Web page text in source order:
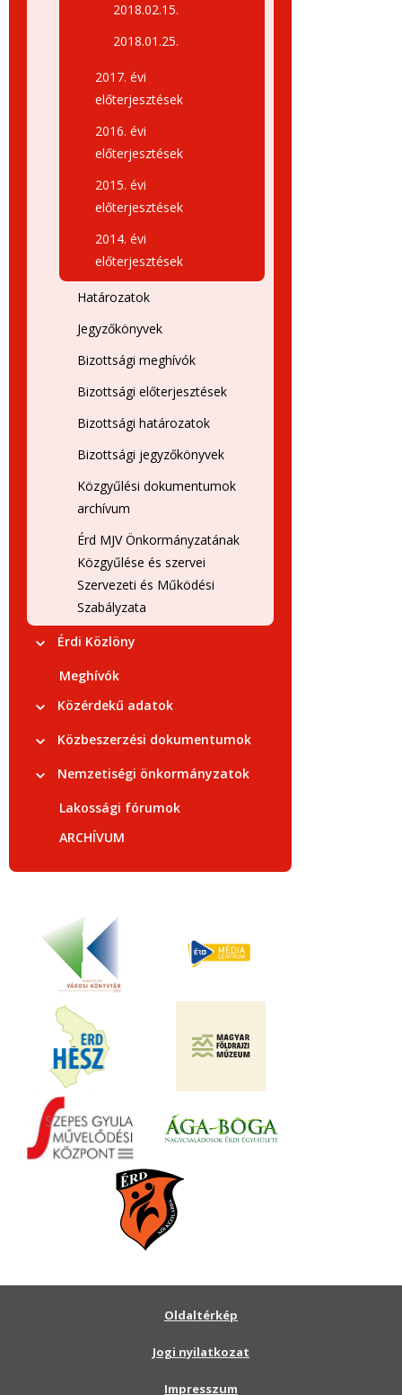
2018.02.15.
2018.01.25.
2017. évi
előterjesztések
2016. évi
előterjesztések
2015. évi
előterjesztések
2014. évi
előterjesztések
Határozatok
Jegyzőkönyvek
Bizottsági meghívók
Bizottsági előterjesztések
Bizottsági határozatok
Bizottsági jegyzőkönyvek
Közgyűlési dokumentumok
archívum
Érd MJV Önkormányzatának
Közgyűlése és szervei
Szervezeti és Működési
Szabályzata
Érdi Közlöny
Meghívók
Közérdekű adatok
Közbeszerzési dokumentumok
Nemzetiségi önkormányzatok
Lakossági fórumok
ARCHÍVUM
Oldaltérkép
Jogi nyilatkozat
Impresszum